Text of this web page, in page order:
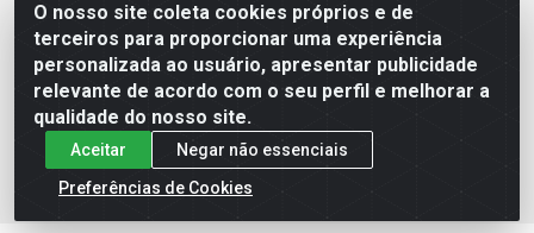
O nosso site coleta cookies próprios e de
terceiros para proporcionar uma experiência
personalizada ao usuário, apresentar publicidade
relevante de acordo com o seu perfil e melhorar a
qualidade do nosso site.
Aceitar
Negar não essenciais
Preferências de Cookies
Renascer Distribuidora - Rua São Miguel, 1845 -
Afogados - Recife / PE - CEP 50850-000 - CNPJ
07.264.693/0001-79